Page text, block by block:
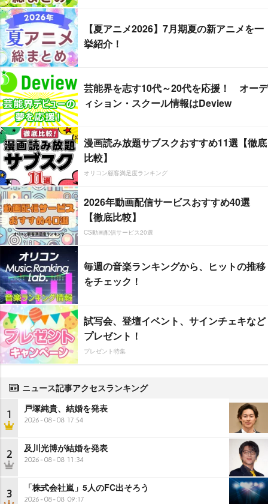
【夏アニメ2026】7月期夏の新アニメを一
挙紹介！
芸能界を志す10代～20代を応援！ オーデ
ィション・スクール情報はDeview
漫画読み放題サブスクおすすめ11選【徹底
比較】
オリコン顧客満足度ランキング
2026年動画配信サービスおすすめ40選
【徹底比較】
CS動画配信サービス20選
毎週の音楽ランキングから、ヒットの推移
をチェック！
試写会、登壇イベント、サインチェキなど
プレゼント！
プレゼント特集
ニュース記事アクセスランキング
1 戸塚純貴、結婚を発表
2026-08-08 17:54
2 及川光博が結婚を発表
2026-08-08 11:34
3 「株式会社嵐」5人のFC出そろう
2026-08-08 09:17